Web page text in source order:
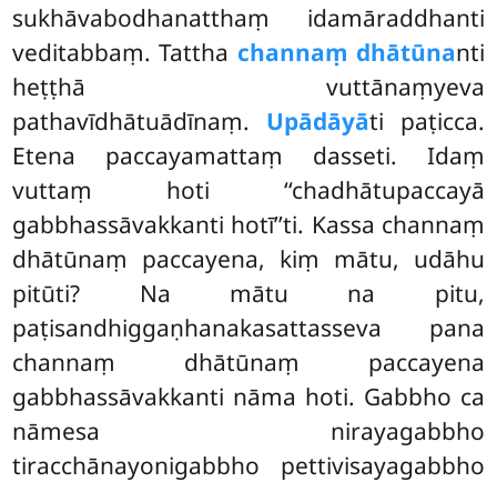
sukhāvabodhanatthaṃ idamāraddhanti
veditabbaṃ. Tattha channaṃ dhātūnanti
heṭṭhā vuttānaṃyeva
pathavīdhātuādīnaṃ. Upādāyāti paṭicca.
Etena paccayamattaṃ dasseti. Idaṃ
vuttaṃ hoti ‘‘chadhātupaccayā
gabbhassāvakkanti hotī’’ti. Kassa channaṃ
dhātūnaṃ paccayena, kiṃ mātu, udāhu
pitūti? Na mātu na pitu,
paṭisandhiggaṇhanakasattasseva pana
channaṃ dhātūnaṃ paccayena
gabbhassāvakkanti nāma hoti. Gabbho ca
nāmesa nirayagabbho
tiracchānayonigabbho pettivisayagabbho